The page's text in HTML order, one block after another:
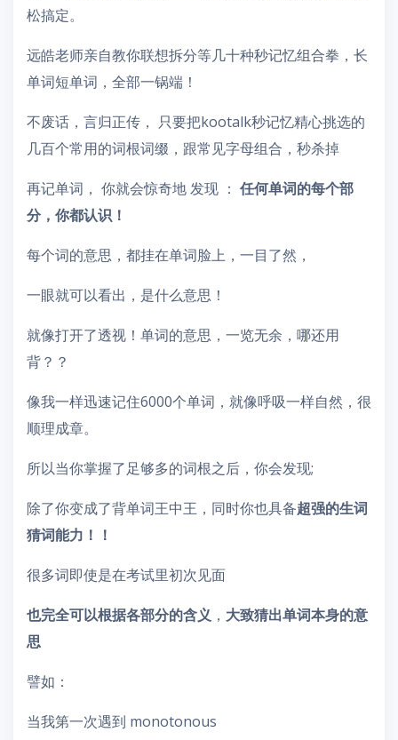
松搞定。
远皓老师亲自教你联想拆分等几十种秒记忆组合拳，长
单词短单词，全部一锅端！
不废话，言归正传， 只要把kootalk秒记忆精心挑选的
几百个常用的词根词缀，跟常见字母组合，秒杀掉
再记单词， 你就会惊奇地 发现 ： 任何单词的每个部
分，你都认识！
每个词的意思，都挂在单词脸上，一目了然，
一眼就可以看出，是什么意思！
就像打开了透视！单词的意思，一览无余，哪还用
背？？
像我一样迅速记住6000个单词，就像呼吸一样自然，很
顺理成章。
所以当你掌握了足够多的词根之后，你会发现;
除了你变成了背单词王中王，同时你也具备超强的生词
猜词能力！！
很多词即使是在考试里初次见面
也完全可以根据各部分的含义 ， 大致猜出单词本身的意
思
譬如：
当我第一次遇到 monotonous